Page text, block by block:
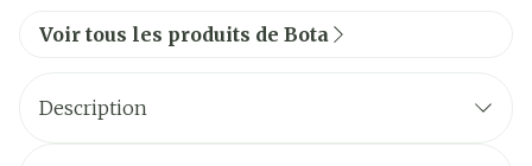
Voir tous les produits de Bota
Description